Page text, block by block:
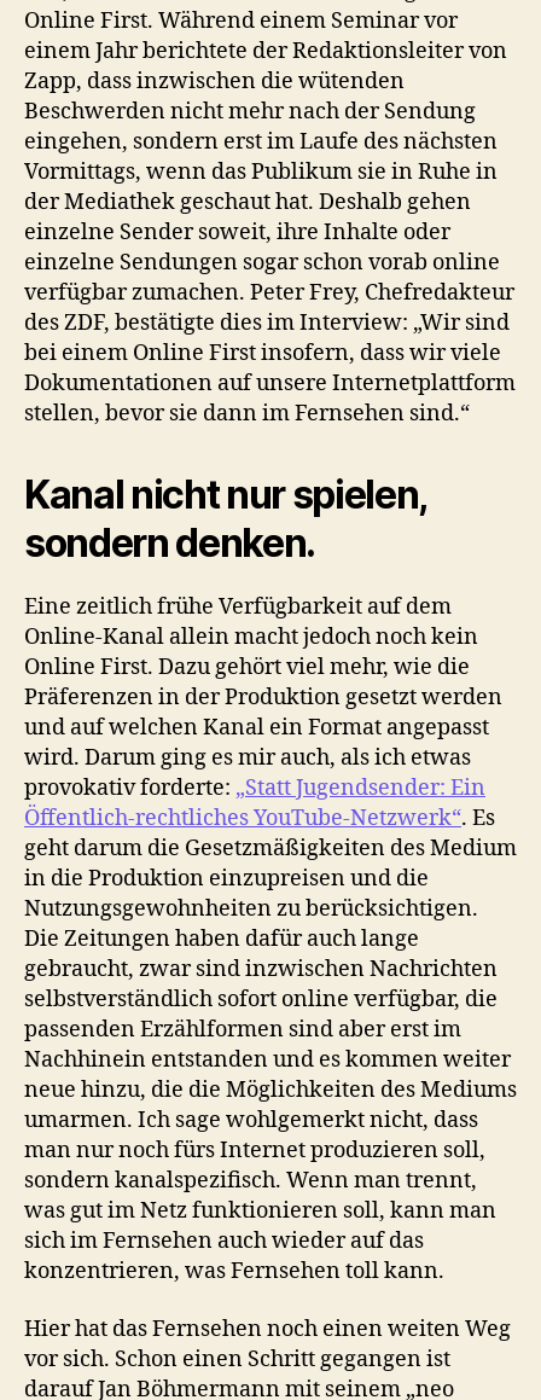
Online First. Während einem Seminar vor
einem Jahr berichtete der Redaktionsleiter von
Zapp, dass inzwischen die wütenden
Beschwerden nicht mehr nach der Sendung
eingehen, sondern erst im Laufe des nächsten
Vormittags, wenn das Publikum sie in Ruhe in
der Mediathek geschaut hat. Deshalb gehen
einzelne Sender soweit, ihre Inhalte oder
einzelne Sendungen sogar schon vorab online
verfügbar zumachen. Peter Frey, Chefredakteur
des ZDF, bestätigte dies im Interview: „Wir sind
bei einem Online First insofern, dass wir viele
Dokumentationen auf unsere Internetplattform
stellen, bevor sie dann im Fernsehen sind.“
Kanal nicht nur spielen,
sondern denken.
Eine zeitlich frühe Verfügbarkeit auf dem
Online-Kanal allein macht jedoch noch kein
Online First. Dazu gehört viel mehr, wie die
Präferenzen in der Produktion gesetzt werden
und auf welchen Kanal ein Format angepasst
wird. Darum ging es mir auch, als ich etwas
provokativ forderte: „Statt Jugendsender: Ein
Öffentlich-rechtliches YouTube-Netzwerk“. Es
geht darum die Gesetzmäßigkeiten des Medium
in die Produktion einzupreisen und die
Nutzungsgewohnheiten zu berücksichtigen.
Die Zeitungen haben dafür auch lange
gebraucht, zwar sind inzwischen Nachrichten
selbstverständlich sofort online verfügbar, die
passenden Erzählformen sind aber erst im
Nachhinein entstanden und es kommen weiter
neue hinzu, die die Möglichkeiten des Mediums
umarmen. Ich sage wohlgemerkt nicht, dass
man nur noch fürs Internet produzieren soll,
sondern kanalspezifisch. Wenn man trennt,
was gut im Netz funktionieren soll, kann man
sich im Fernsehen auch wieder auf das
konzentrieren, was Fernsehen toll kann.
Hier hat das Fernsehen noch einen weiten Weg
vor sich. Schon einen Schritt gegangen ist
darauf Jan Böhmermann mit seinem „neo